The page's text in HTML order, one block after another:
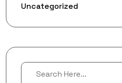
Uncategorized
Search